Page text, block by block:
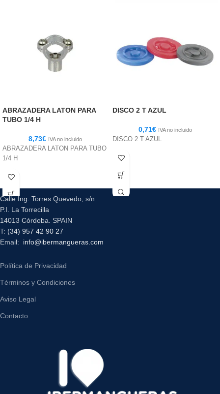
ABRAZADERA LATON PARA
TUBO 1/4 H
8,73€ IVA no incluido
ABRAZADERA LATON PARA TUBO
1/4 H
DISCO 2 T AZUL
0,71€ IVA no incluido
DISCO 2 T AZUL
Calle Ing. Torres Quevedo, s/n
P.I. La Torrecilla
14013 Córdoba. SPAIN
T: (34) 957 42 90 27
Email: info@ibermangueras.com
Política de Privacidad
Términos y Condiciones
Aviso Legal
Contacto